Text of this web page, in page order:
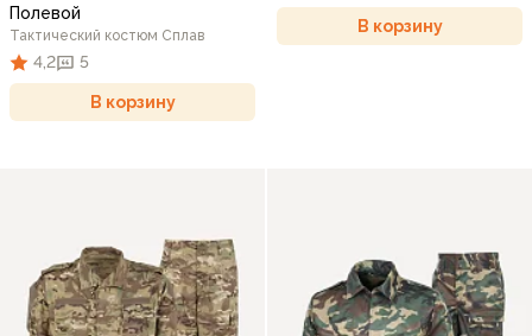
Полевой
Тактический костюм Сплав
4,2 5
В корзину
В корзину